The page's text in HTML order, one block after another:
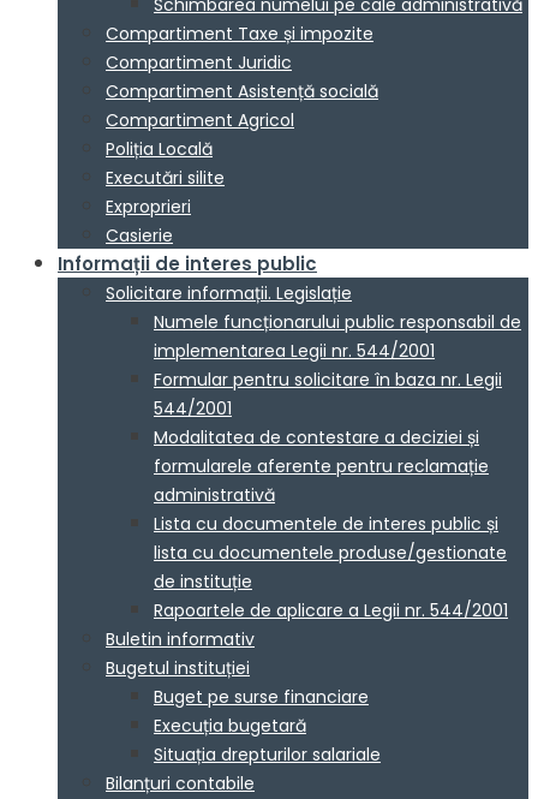
Schimbarea numelui pe cale administrativă
Compartiment Taxe și impozite
Compartiment Juridic
Compartiment Asistență socială
Compartiment Agricol
Poliția Locală
Executări silite
Exproprieri
Casierie
Informații de interes public
Solicitare informații. Legislație
Numele funcționarului public responsabil de
implementarea Legii nr. 544/2001
Formular pentru solicitare în baza nr. Legii
544/2001
Modalitatea de contestare a deciziei și
formularele aferente pentru reclamație
administrativă
Lista cu documentele de interes public și
lista cu documentele produse/gestionate
de instituție
Rapoartele de aplicare a Legii nr. 544/2001
Buletin informativ
Bugetul instituției
Buget pe surse financiare
Execuția bugetară
Situația drepturilor salariale
Bilanțuri contabile